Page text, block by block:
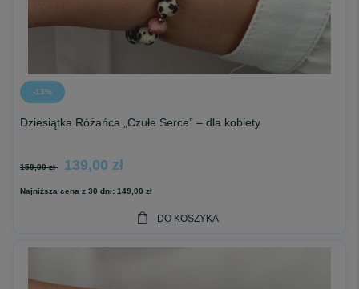
-13%
Dziesiątka Różańca „Czułe Serce” – dla kobiety
159,00 zł 139,00 zł
Najniższa cena z 30 dni: 149,00 zł
DO KOSZYKA